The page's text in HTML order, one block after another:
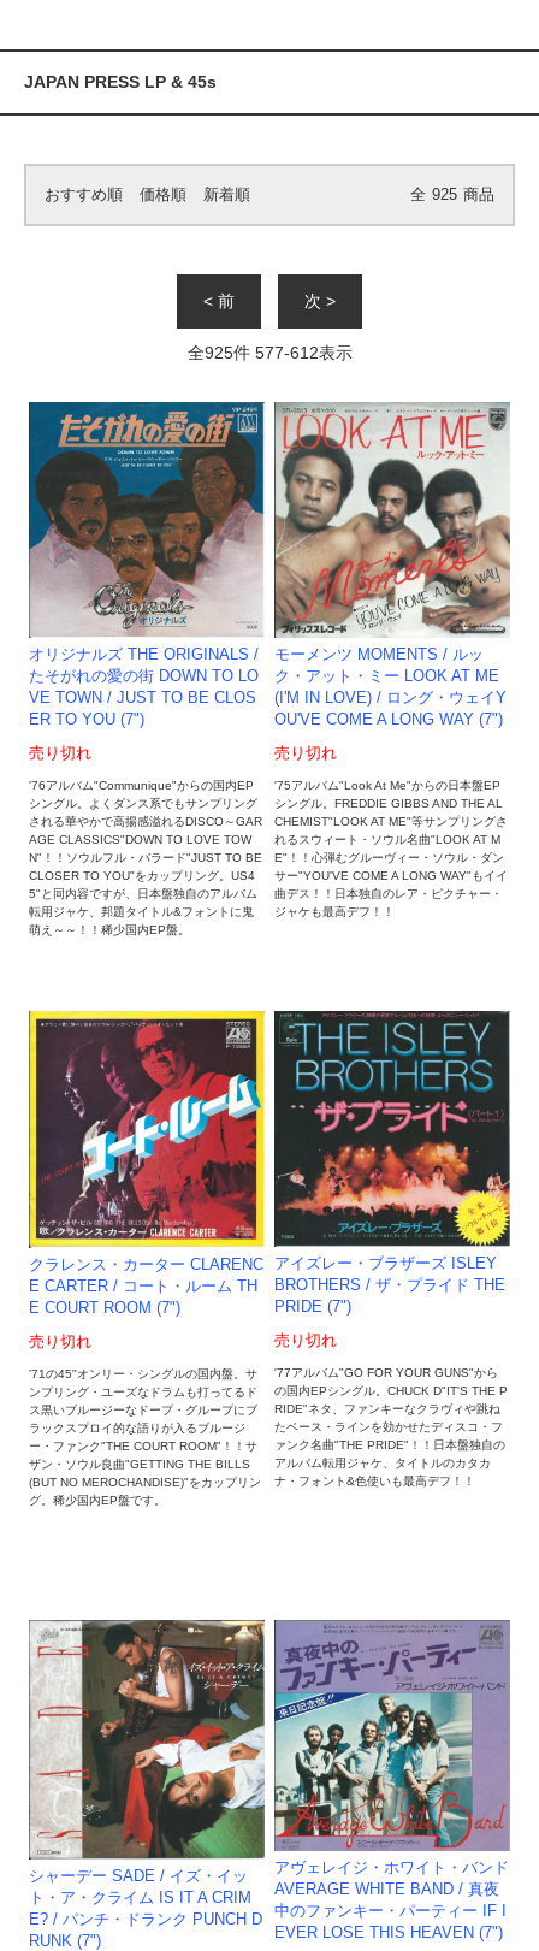
JAPAN PRESS LP & 45s
おすすめ順 価格順 新着順 全 925 商品
< 前 次 >
全925件 577-612表示
オリジナルズ THE ORIGINALS /
たそがれの愛の街 DOWN TO LO
VE TOWN / JUST TO BE CLOS
ER TO YOU (7")
売り切れ
'76アルバム"Communique"からの国内EP
シングル。よくダンス系でもサンプリング
される華やかで高揚感溢れるDISCO～GAR
AGE CLASSICS"DOWN TO LOVE TOW
N"！！ソウルフル・バラード"JUST TO BE
CLOSER TO YOU"をカップリング。US4
5"と同内容ですが、日本盤独自のアルバム
転用ジャケ、邦題タイトル&フォントに鬼
萌え～～！！稀少国内EP盤。
モーメンツ MOMENTS / ルッ
ク・アット・ミー LOOK AT ME
(I'M IN LOVE) / ロング・ウェイY
OU'VE COME A LONG WAY (7")
売り切れ
'75アルバム"Look At Me"からの日本盤EP
シングル。FREDDIE GIBBS AND THE AL
CHEMIST"LOOK AT ME"等サンプリングさ
れるスウィート・ソウル名曲"LOOK AT M
E"！！心弾むグルーヴィー・ソウル・ダン
サー"YOU'VE COME A LONG WAY"もイイ
曲デス！！日本独自のレア・ピクチャー・
ジャケも最高デフ！！
クラレンス・カーター CLARENC
E CARTER / コート・ルーム TH
E COURT ROOM (7")
売り切れ
'71の45"オンリー・シングルの国内盤。サ
ンプリング・ユーズなドラムも打ってるド
ス黒いブルージーなドープ・グループにブ
ラックスプロイ的な語りが入るブルージ
ー・ファンク"THE COURT ROOM"！！サ
ザン・ソウル良曲"GETTING THE BILLS
(BUT NO MEROCHANDISE)"をカップリン
グ。稀少国内EP盤です。
アイズレー・ブラザーズ ISLEY
BROTHERS / ザ・プライド THE
PRIDE (7")
売り切れ
'77アルバム"GO FOR YOUR GUNS"から
の国内EPシングル。CHUCK D"IT'S THE P
RIDE"ネタ、ファンキーなクラヴィや跳ね
たベース・ラインを効かせたディスコ・フ
ァンク名曲"THE PRIDE"！！日本盤独自の
アルバム転用ジャケ、タイトルのカタカ
ナ・フォント&色使いも最高デフ！！
シャーデー SADE / イズ・イッ
ト・ア・クライム IS IT A CRIM
E? / パンチ・ドランク PUNCH D
RUNK (7")
アヴェレイジ・ホワイト・バンド
AVERAGE WHITE BAND / 真夜
中のファンキー・パーティー IF I
EVER LOSE THIS HEAVEN (7")